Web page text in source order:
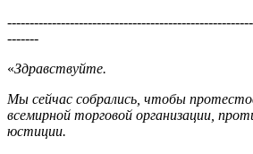
-------
«Здравствуйте.
Мы сейчас собрались, чтобы
всемирной торговой организации,
юстиции.